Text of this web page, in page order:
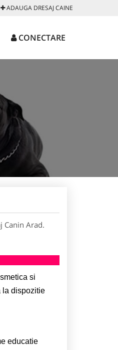
ADAUGA DRESAJ CAINE
CONECTARE
Canin Arad.
si
la dispozitie
educatie